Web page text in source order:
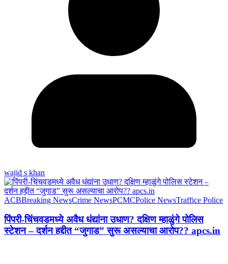
wajid s khan
ACBBreaking NewsCrime NewsPCMCPolice NewsTraffice Police
पिंपरी-चिंचवडमध्ये अवैध धंद्यांना उधाण? दक्षिण म्हाळुंगे पोलिस
स्टेशन – दर्शन हद्दीत “जुगाड” सुरू असल्याचा आरोप?? apcs.in